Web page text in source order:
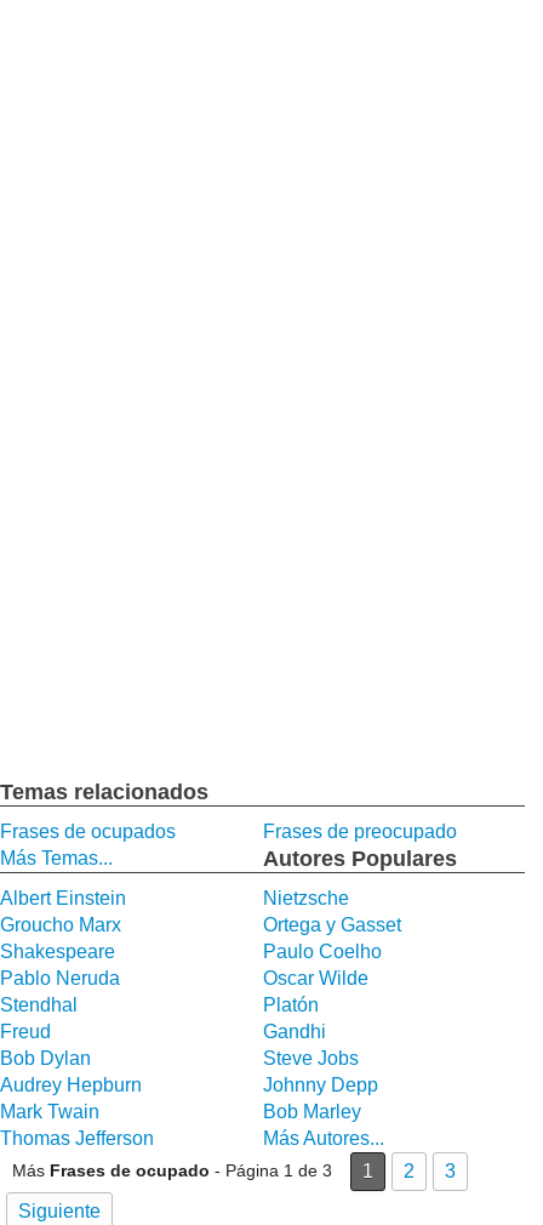
Temas relacionados
Frases de ocupados
Frases de preocupado
Más Temas...
Autores Populares
Albert Einstein
Nietzsche
Groucho Marx
Ortega y Gasset
Shakespeare
Paulo Coelho
Pablo Neruda
Oscar Wilde
Stendhal
Platón
Freud
Gandhi
Bob Dylan
Steve Jobs
Audrey Hepburn
Johnny Depp
Mark Twain
Bob Marley
Thomas Jefferson
Más Autores...
Más Frases de ocupado - Página 1 de 3 1 2
3
Siguiente